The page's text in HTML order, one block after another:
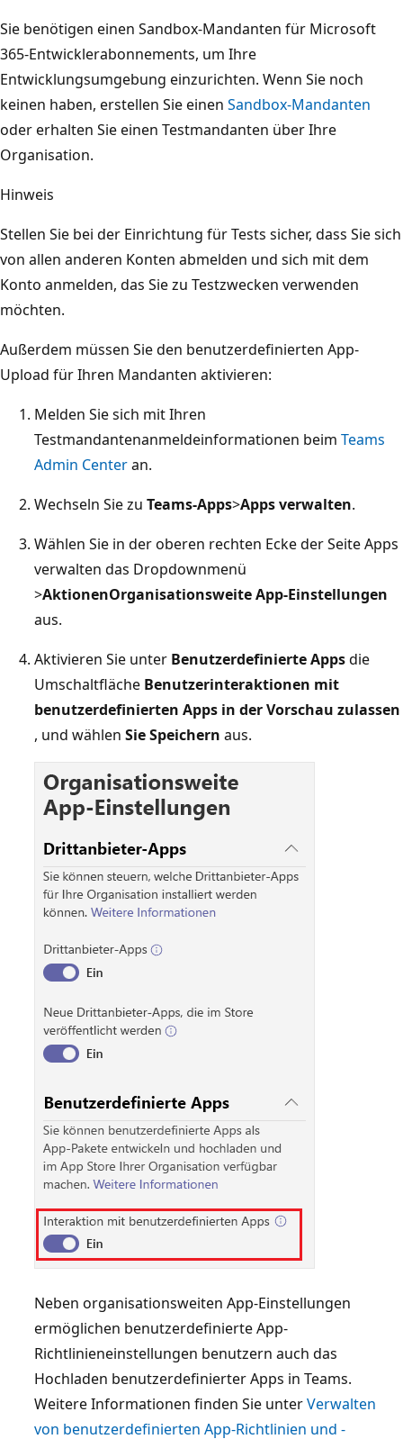
Sie benötigen einen Sandbox-Mandanten für Microsoft
365-Entwicklerabonnements, um Ihre
Entwicklungsumgebung einzurichten. Wenn Sie noch
keinen haben, erstellen Sie einen Sandbox-Mandanten
oder erhalten Sie einen Testmandanten über Ihre
Organisation.
Hinweis
Stellen Sie bei der Einrichtung für Tests sicher, dass Sie sich
von allen anderen Konten abmelden und sich mit dem
Konto anmelden, das Sie zu Testzwecken verwenden
möchten.
Außerdem müssen Sie den benutzerdefinierten App-
Upload für Ihren Mandanten aktivieren:
Melden Sie sich mit Ihren
Testmandantenanmeldeinformationen beim Teams
Admin Centeran.
Wechseln Sie zu Teams-Apps>Apps verwalten.
Wählen Sie in der oberen rechten Ecke der Seite Apps
verwalten das Dropdownmenü
>AktionenOrganisationsweite App-Einstellungen
aus.
Aktivieren Sie unter Benutzerdefinierte Appsdie
Umschaltfläche Benutzerinteraktionen mit
benutzerdefinierten Apps in der Vorschau zulassen
, und wählen Sie Speichern aus.
Neben organisationsweiten App-Einstellungen
ermöglichen benutzerdefinierte App-
Richtlinieneinstellungen benutzern auch das
Hochladen benutzerdefinierter Apps in Teams.
Weitere Informationen finden Sie unterVerwalten
von benutzerdefinierten App-Richtlinien und -